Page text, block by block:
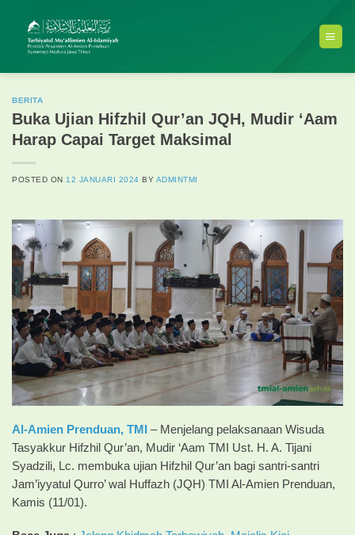
content
BERITA
Buka Ujian Hifzhil Qur’an JQH, Mudir ‘Aam
Harap Capai Target Maksimal
POSTED ON 12 JANUARI 2024 BY ADMINTMI
Al-Amien Prenduan, TMI
– Menjelang pelaksanaan Wisuda
Tasyakkur Hifzhil Qur’an, Mudir ‘Aam TMI Ust. H. A. Tijani
Syadzili, Lc. membuka ujian Hifzhil Qur’an bagi santri-santri
Jam’iyyatul Qurro’ wal Huffazh (JQH) TMI Al-Amien Prenduan,
Kamis (11/01).